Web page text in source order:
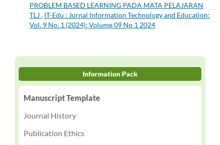
PROBLEM BASED LEARNING PADA MATA PELAJARAN
TLJ , IT-Edu : Jurnal Information Technology and Education:
Vol. 9 No. 1 (2024): Volume 09 No 1 2024
Information Pack
Manuscript Template
Journal History
Publication Ethics